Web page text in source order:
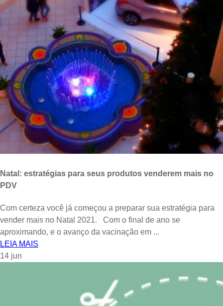
Natal: estratégias para seus produtos venderem mais no
PDV
Com certeza você já começou a preparar sua estratégia para
vender mais no Natal 2021. Com o final de ano se
aproximando, e o avanço da vacinação em ...
LEIA MAIS
14 jun